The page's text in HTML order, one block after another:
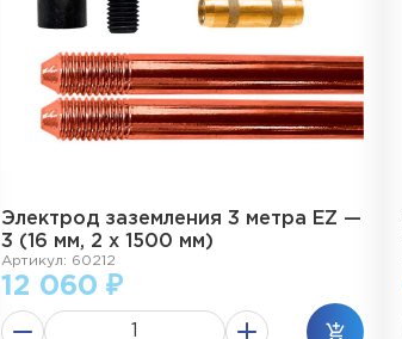
Электрод заземления 3 метра EZ —
3 (16 мм, 2 х 1500 мм)
Артикул: 60212
12 060 ₽